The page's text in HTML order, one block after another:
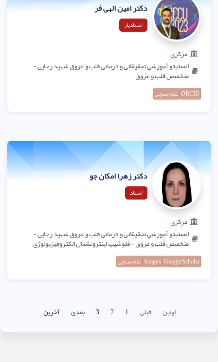
دکتر امین الهی فر
استادیار
مرکزی
انستیتو آموزشی تحقیقاتی و درمانی قلب و عروق شهید رجایی -
متخصص قلب و عروق
ORCID علم سنجی
دکتر زهرا امکان جو
استاد
مرکزی
انستیتو آموزشی تحقیقاتی و درمانی قلب و عروق شهید رجایی -
متخصص قلب و عروق - فلوشیپ اینترونشنال الکتروفیزیولوژی
Google Scholar
Scopus علم سنجی
اولین قبلی 1
2
3 بعدی آخرین